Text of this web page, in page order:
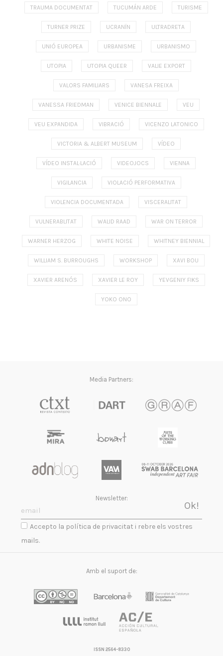
TRAUMA DOCUMENTAT TUCUMÁN ARDE TURISME
TURNER PRIZE UCRANÏN ULTRADRETA
UNIÓ EUROPEA URBANISME URBANISMO
UTOPIA UTOPIA QUEER VALIE EXPORT
VALORS FAMILIARS VANESA FREIXA
VANESSA FRIEDMAN VENICE BIENNALE VEU
VEU EXPANDIDA VIBRACIÓ VICENZO LATONICO
VICTORIA & ALBERT MUSEUM VÍDEO
VÍDEO INSTAL·LACIÓ VIDEOJOCS VIENNA
VIGILANCIA VIOLACIÓ PERFORMATIVA
VIOLENCIA DOCUMENTADA VISCERALITAT
VULNERABLITAT WALID RAAD WAR ON TERROR
WARNER HERZOG WHITE NOISE WHITNEY BIENNIAL
WILLIAM S. BURROUGHS WORKSHOP XAVI BOU
XAVIER ARENÓS XAVIER LE ROY YEVGENIY FIKS
YOKO ONO
Media Partners:
Newsletter:
Accepto la política de privacitat i rebre els vostres
mails.
Amb el suport de:
ISSN 2564-8330